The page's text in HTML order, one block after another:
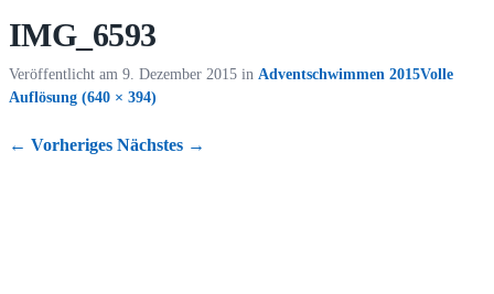
IMG_6593
Veröffentlicht am 9. Dezember 2015 in Adventschwimmen 2015Volle
Auflösung (640 × 394)
← Vorheriges Nächstes →